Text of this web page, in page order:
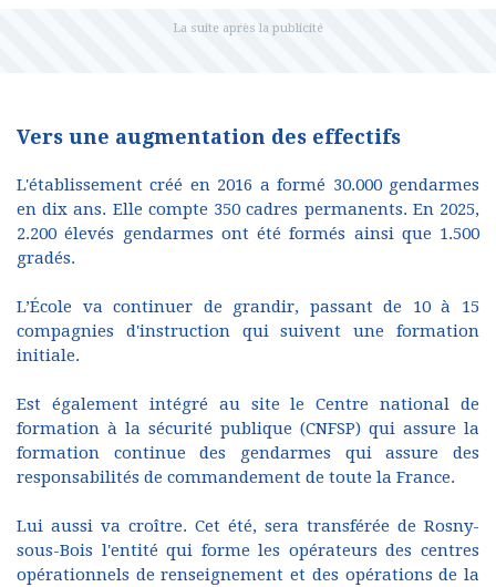
Vers une augmentation des effectifs
L'établissement créé en 2016 a formé 30.000 gendarmes
en dix ans. Elle compte 350 cadres permanents. En 2025,
2.200 élevés gendarmes ont été formés ainsi que 1.500
gradés.
L’École va continuer de grandir, passant de 10 à 15
compagnies d'instruction qui suivent une formation
initiale.
Est également intégré au site le Centre national de
formation à la sécurité publique (CNFSP) qui assure la
formation continue des gendarmes qui assure des
responsabilités de commandement de toute la France.
Lui aussi va croître. Cet été, sera transférée de Rosny-
sous-Bois l'entité qui forme les opérateurs des centres
opérationnels de renseignement et des opérations de la